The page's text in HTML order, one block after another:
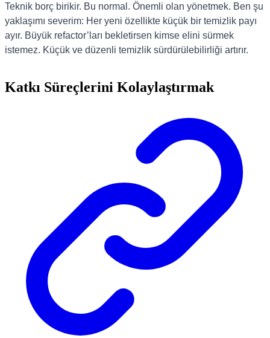
Teknik borç birikir. Bu normal. Önemli olan yönetmek. Ben şu
yaklaşımı severim: Her yeni özellikte küçük bir temizlik payı
ayır. Büyük refactor’ları bekletirsen kimse elini sürmek
istemez. Küçük ve düzenli temizlik sürdürülebilirliği artırır.
Katkı Süreçlerini Kolaylaştırmak